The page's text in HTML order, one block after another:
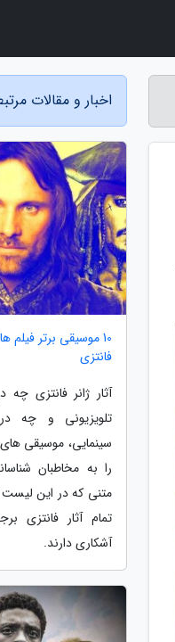
اخبار و مقالات
10 موسیقی برتر
فانتزی
آثار ژانر فانتزی
تلویزیونی و چه
سینمایی، موسیقی
متنی که در این لیست
تمام آثار فانتزی
آشکاری دارند.